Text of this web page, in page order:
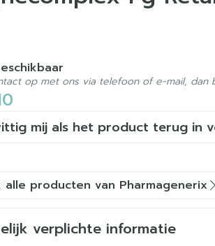
mij als het product terug in
op met ons via telefoon of e-mail, dan
alle producten van Pharmagenerix
verplichte informatie